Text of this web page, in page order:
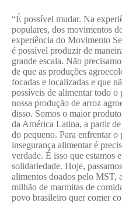
“É possível mudar. Na
populares, dos movimentos
experiência do Movimento
é possível produzir de
grande escala. Não
de que as produções
focadas e localizadas e que
possíveis de alimentar todo o
nossa produção de arroz
disso. Somos o maior
da América Latina, a partir
do pequeno. Para enfrentar o
insegurança alimentar é
verdade. É isso que estamos
solidariedade. Hoje,
alimentos doados pelo MST,
milhão de marmitas de
povo brasileiro quer comer